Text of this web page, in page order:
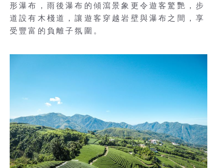
形瀑布，雨後瀑布的傾瀉景象更令遊客驚艷，步
道設有木棧道，讓遊客穿越岩壁與瀑布之間，享
受豐富的負離子氛圍。